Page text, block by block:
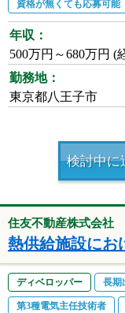
資格が無くても応募可能
年収：
500万円～680万円 (
勤務地：
東京都八王子市
検討中に
住友不動産株式会社
熱供給施設にお
ディベロッパー 長期
第3種電気主任技術者